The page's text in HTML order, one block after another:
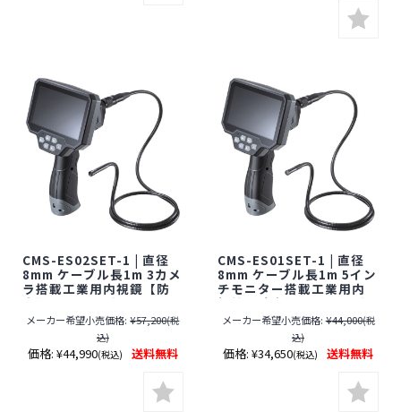
CMS-ES02SET-1 | 直径
8mm ケーブル長1m 3カメ
ラ搭載工業用内視鏡【防
水】【ファイバースコー
プ】【小型カメラ】【サ
ンワサプライ】
メーカー希望小売価格: ¥57,200(税
込)
価格: ¥44,990(税込) 送料無料
CMS-ES01SET-1 | 直径
8mm ケーブル長1m 5イン
チモニター搭載工業用内
視鏡【防水】【ファイバ
ースコープ】【小型カメ
ラ】【サンワサプライ】
メーカー希望小売価格: ¥44,000(税
込)
価格: ¥34,650(税込) 送料無料